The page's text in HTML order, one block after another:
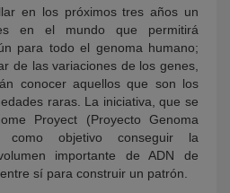
en los próximos tres años un
en el mundo que permitirá
para todo el genoma humano;
de las variaciones de los genes,
conocer aquellos que son los
raras. La iniciativa, que se
Proyect (Proyecto Genoma
como objetivo conseguir la
importante de ADN de
sí para construir un patrón.